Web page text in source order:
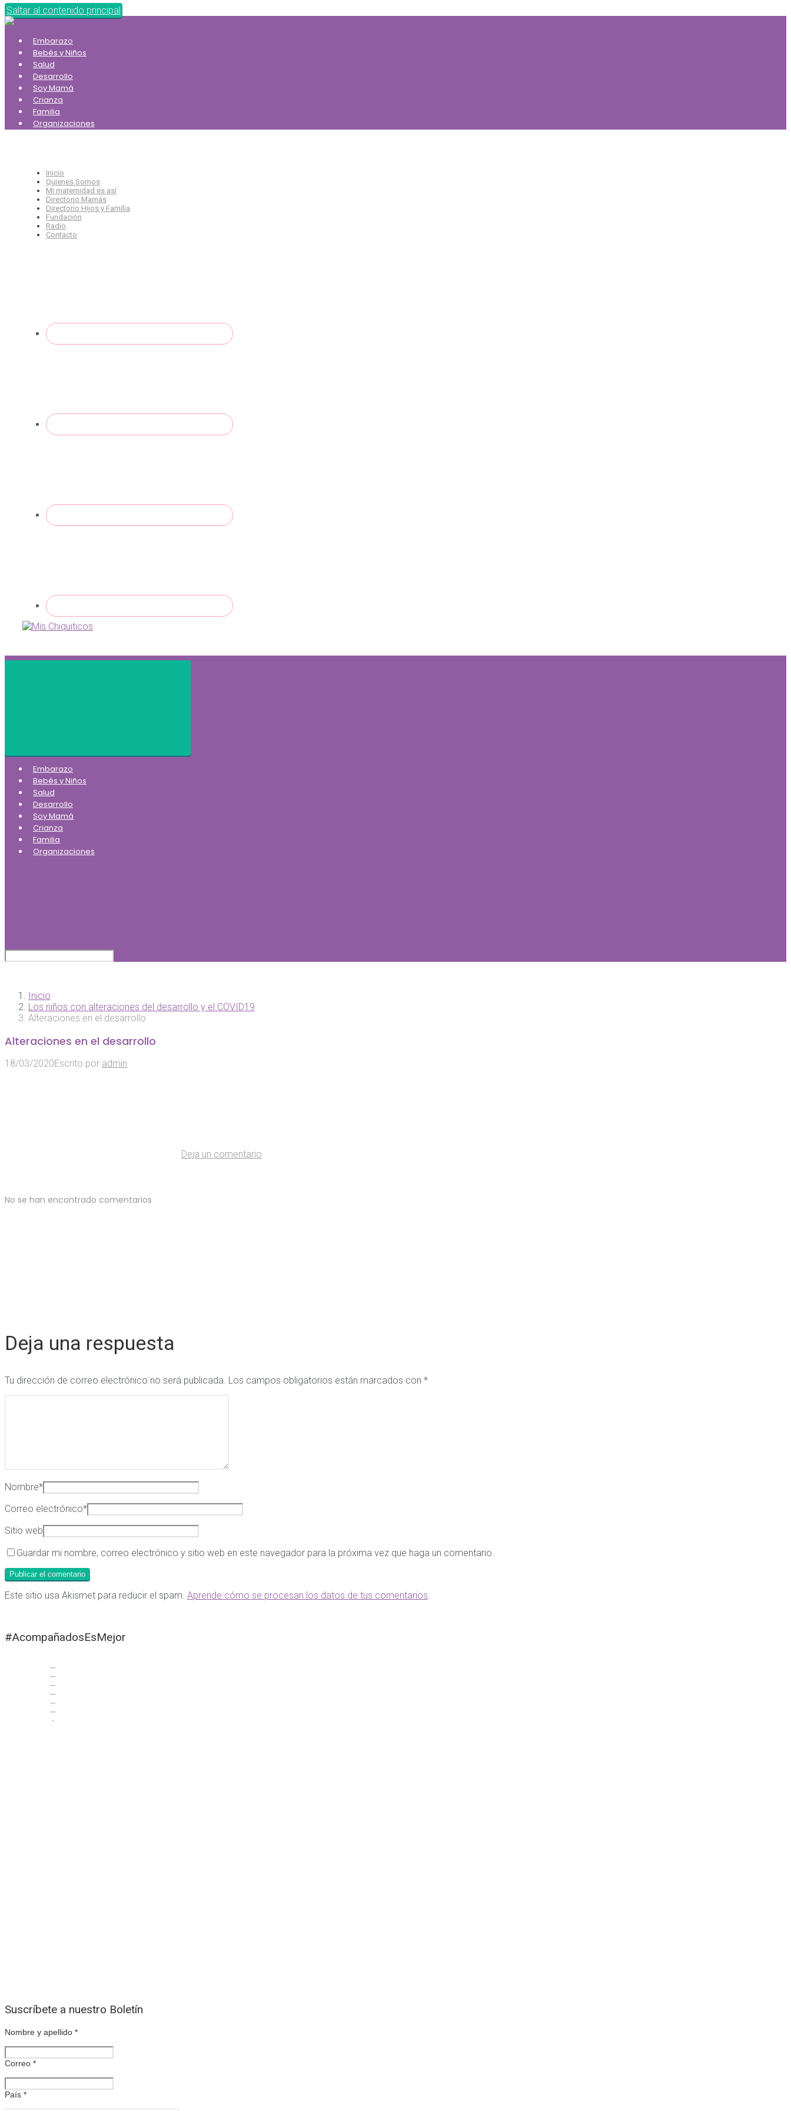
Saltar al contenido principal
Embarazo
Bebés y Niños
Salud
Desarrollo
Soy Mamá
Crianza
Familia
Organizaciones
Inicio
Quienes Somos
Mi maternidad es así
Directorio Mamás
Directorio Hijos y Familia
Fundación
Radio
Contacto
Embarazo
Bebés y Niños
Salud
Desarrollo
Soy Mamá
Crianza
Familia
Organizaciones
Inicio
Los niños con alteraciones del desarrollo y el COVID19
Alteraciones en el desarrollo
Alteraciones en el desarrollo
18/03/2020Escrito por admin
Deja un comentario
No se han encontrado comentarios
Deja una respuesta
Tu dirección de correo electrónico no será publicada. Los campos obligatorios están marcados con *
Nombre*
Correo electrónico*
Sitio web
Guardar mi nombre, correo electrónico y sitio web en este navegador para la próxima vez que haga un comentario.
Este sitio usa Akismet para reducir el spam. Aprende cómo se procesan los datos de tus comentarios
#AcompañadosEsMejor
Suscríbete a nuestro Boletín
Nombre y apellido *
Correo *
País *